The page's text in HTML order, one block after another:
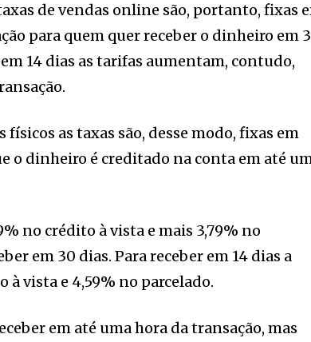
de vendas online são, portanto, fixas
para quem quer receber o dinheiro em
14 dias as tarifas aumentam, contudo,
físicos as taxas são, desse modo, fixas em
o dinheiro é creditado na conta em até
no crédito à vista e mais 3,79% no
em 30 dias. Para receber em 14 dias a
à vista e 4,59% no parcelado.
em até uma hora da transação, mas